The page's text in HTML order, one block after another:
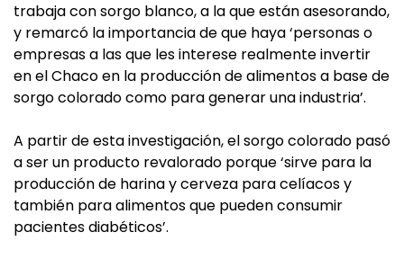
trabaja con sorgo blanco, a la que están asesorando,
y remarcó la importancia de que haya ‘personas o
empresas a las que les interese realmente invertir
en el Chaco en la producción de alimentos a base de
sorgo colorado como para generar una industria’.
A partir de esta investigación, el sorgo colorado pasó
a ser un producto revalorado porque ‘sirve para la
producción de harina y cerveza para celíacos y
también para alimentos que pueden consumir
pacientes diabéticos’.